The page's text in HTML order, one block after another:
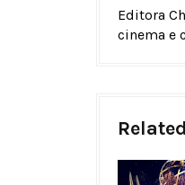
Editora
cinema e